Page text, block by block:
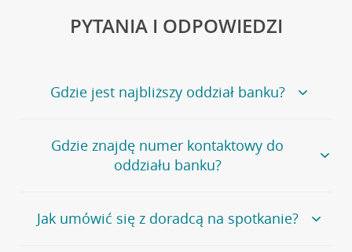
PYTANIA I ODPOWIEDZI
Gdzie jest najbliższy oddział banku?
Jeśli szukasz oddziału naszego banku, zapraszamy na
stronęPlacówki i bankomaty, na której znajduje się
wygodna wyszukiwarka.
oddziałów
Gdzie znajdę numer kontaktowy do
oddziału banku?
Bank Credit Agricole nie udostępnia ogólnego numeru
telefonu do placówki bankowej.
Jak umówić się z doradcą na spotkanie?